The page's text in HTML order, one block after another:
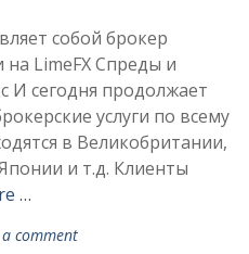
собой брокер
на LimeFX Спреды и
И сегодня продолжает
услуги по всему
в Великобритании,
и т.д. Клиенты
…
a comment